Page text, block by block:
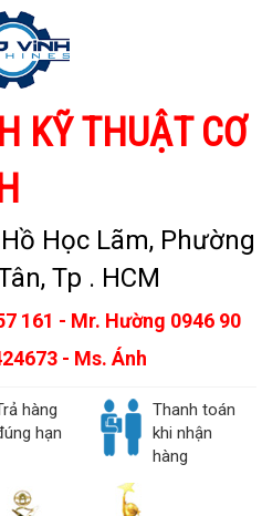
KỸ THUẬT CƠ
Học Lãm, Phường
Tp . HCM
161 - Mr. Hường 0946 90
- Ms. Ánh
hàng
hạn
Thanh toán
khi nhận
hàng